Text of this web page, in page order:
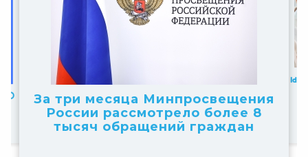
10
За три месяца Минпросвещения
России рассмотрело более 8
тысяч обращений граждан
10
получение статуса «Площадка
НТО» 2026–2027 учебного года